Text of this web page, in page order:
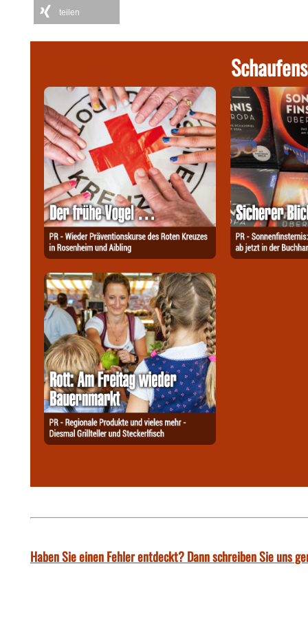
teilen
Haben Sie einen Fehler entdeckt? Dann schreiben Sie uns